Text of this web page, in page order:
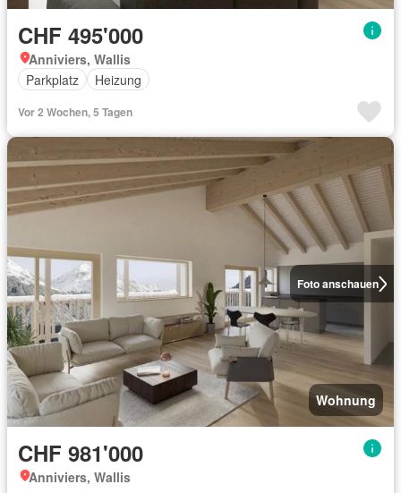
CHF 495'000
Anniviers, Wallis
Parkplatz
Heizung
Vor 2 Wochen, 5 Tagen
Foto anschauen
Wohnung
CHF 981'000
Anniviers, Wallis